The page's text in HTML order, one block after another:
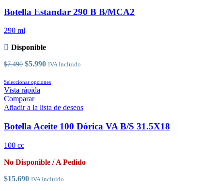
Las
opciones
la
de
Botella Estandar 290 B B/MCA2
290 ml
Disponible
$7.490 El
original
era:
$7.490.
$5.990El
actual
IVA Incluido
Seleccionar opcionesEste
múltiples
Las
elegir
la
Vista rápida
Comparar
Añadir a la lista de deseos
Botella Aceite 100 Dórica VA B/S 31.5X18
100 cc
No Disponible / A Pedido
$15.690 IVA Incluido